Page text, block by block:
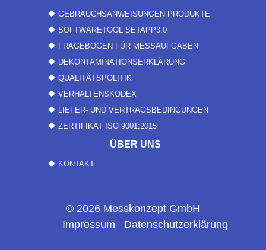
GEBRAUCHSANWEISUNGEN PRODUKTE
SOFTWARETOOL SETAPP3.0
FRAGEBOGEN FÜR MESSAUFGABEN
DEKONTAMINATIONSERKLÄRUNG
QUALITÄTSPOLITIK
VERHALTENSKODEX
LIEFER- UND VERTRAGSBEDINGUNGEN
ZERTIFIKAT ISO 9001:2015
ÜBER UNS
KONTAKT
© 2026 Messkonzept GmbH
Impressum
Datenschutzerklärung